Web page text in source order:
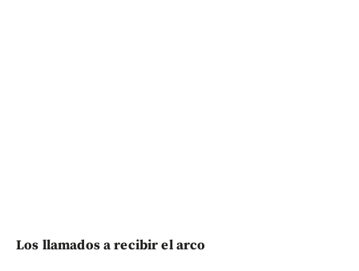
Los llamados a recibir el arco